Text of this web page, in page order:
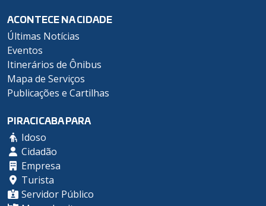
ACONTECE NA CIDADE
Últimas Notícias
Eventos
Itinerários de Ônibus
Mapa de Serviços
Publicações e Cartilhas
PIRACICABA PARA
Idoso
Cidadão
Empresa
Turista
Servidor Público